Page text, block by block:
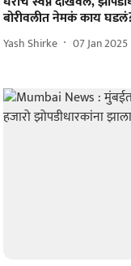
बोरीवलीत नेमकं काय
Yash Shirke 07 Jan 2025